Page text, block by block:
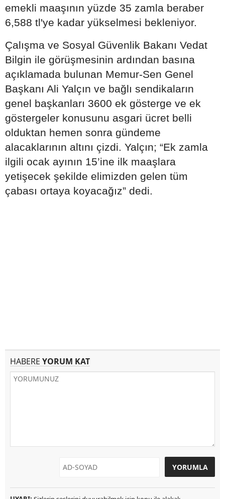
emekli maaşının yüzde 35 zamla beraber
6,588 tl'ye kadar yükselmesi bekleniyor.
Çalışma ve Sosyal Güvenlik Bakanı Vedat
Bilgin ile görüşmesinin ardından basına
açıklamada bulunan Memur-Sen Genel
Başkanı Ali Yalçın ve bağlı sendikaların
genel başkanları 3600 ek gösterge ve ek
göstergeler konusunu asgari ücret belli
olduktan hemen sonra gündeme
alacaklarının altını çizdi. Yalçın; “Ek zamla
ilgili ocak ayının 15’ine ilk maaşlara
yetişecek şekilde elimizden gelen tüm
çabası ortaya koyacağız” dedi.
HABERE YORUM KAT